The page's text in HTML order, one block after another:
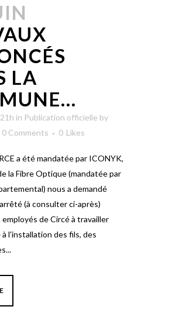
LA
in Publication officielle by
0 Comments 0 Likes
a été mandatée par ICONYK,
la Fibre Optique (mandatée par
nous a demandé
(à consulter ci-après)
de Circé à travailler
à l'installation des fils, des